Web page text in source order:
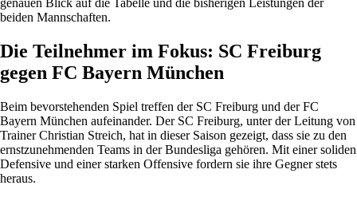
beiden Mannschaften.
Die Teilnehmer im Fokus: SC Freiburg
gegen FC Bayern München
Beim bevorstehenden Spiel treffen der SC Freiburg und der FC
Bayern München aufeinander. Der SC Freiburg, unter der Leitung von
Trainer Christian Streich, hat in dieser Saison gezeigt, dass sie zu den
ernstzunehmenden Teams in der Bundesliga gehören. Mit einer soliden
Defensive und einer starken Offensive fordern sie ihre Gegner stets
heraus.